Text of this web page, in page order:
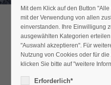
Ihre Anmeldung ist
Bitte beachten Sie, dass
separaten Bestätigung per
Mit dem Klick auf den Button
mit der Verwendung von allen
einverstanden. Ihre Einwilligung
ausgewählten Kategorien
"Auswahl akzeptieren". Für
Nutzung von Cookies oder für
klicken Sie bitte auf "weitere
Erforderlich*